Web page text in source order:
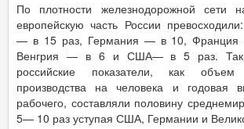
По плотности железнодорожной сети
европейскую часть России
— в 15 раз, Германия — в 10, Франция
Венгрия — в 6 и США— в 5 раз.
российские показатели, как объем
производства на человека и годовая
рабочего, составляли половину
5— 10 раз уступая США, Германии и